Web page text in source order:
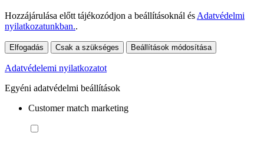
Hozzájárulása előtt tájékozódjon a beállításoknál és Adatvédelmi
nyilatkozatunkban..
Elfogadás Csak a szükséges Beállítások módosítása
Adatvédelemi nyilatkozatot
Egyéni adatvédelmi beállítások
Customer match marketing